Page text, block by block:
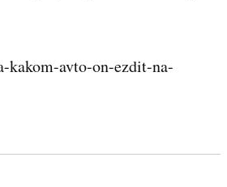
kakom-avto-on-ezdit-na-